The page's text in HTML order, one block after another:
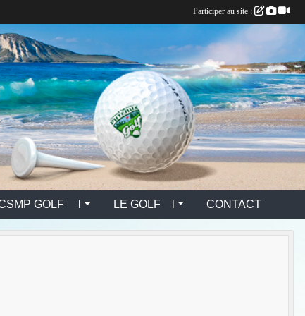
GOLF l LE GOLF l CONTACT
Participer au site :